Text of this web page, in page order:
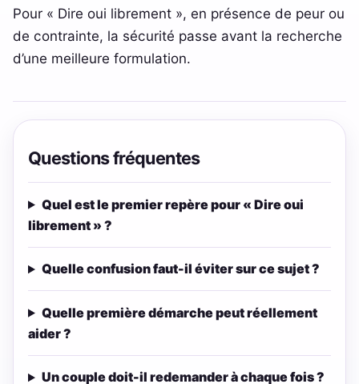
Pour « Dire oui librement », en présence de peur ou
de contrainte, la sécurité passe avant la recherche
d’une meilleure formulation.
Questions fréquentes
Quel est le premier repère pour « Dire oui
librement » ?
Quelle confusion faut-il éviter sur ce sujet ?
Quelle première démarche peut réellement
aider ?
Un couple doit-il redemander à chaque fois ?